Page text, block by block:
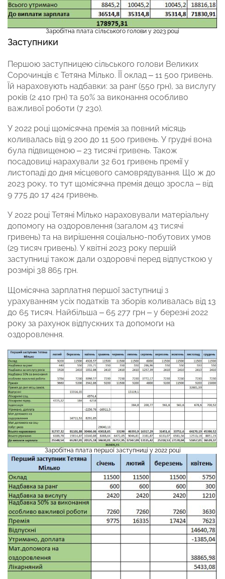
Заробітна плата сільського голови у 2023 році
Заступники
Першою заступницею сільського голови Великих
Сорочинців є Тетяна Мілько. ЇЇ оклад – 11 500 гривень.
Їй нараховують надбавки: за ранг (550 грн), за вислугу
років (2 410 грн) та 50% за виконання особливо
важливої роботи (7 230).
У 2022 році щомісячна премія за повний місяць
коливалась від 9 200 до 11 500 гривень. У грудні вона
була підвищеною – 23 тисячі гривень. Також
посадовиці нарахували 32 601 гривень премії у
листопаді до дня місцевого самоврядування. Що ж до
2023 року, то тут щомісячна премія дещо зросла – від
9 775 до 17 424 гривень.
У 2022 році Тетяні Мілько нараховували матеріальну
допомогу на оздоровлення (загалом 43 тисячі
гривень) та на вирішення соціально-побутових умов
(29 тисяч гривень). У квітні 2023 року першій
заступниці також дали оздоровчі перед відпусткою у
розмірі 38 865 грн.
Щомісячна зарплатня першої заступниці з
урахуванням усіх податків та зборів коливалась від 13
до 65 тисяч. Найбільша – 65 277 грн – у березні 2022
року за рахунок відпускних та допомоги на
оздоровлення.
Заробітна плата першої заступниці у 2022 році